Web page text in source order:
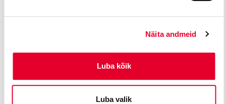
Näita andmeid
Luba kõik
Luba valik